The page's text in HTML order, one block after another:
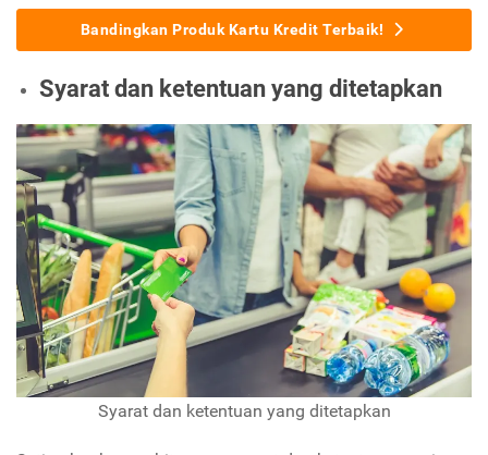
Bandingkan Produk Kartu Kredit Terbaik!
Syarat dan ketentuan yang ditetapkan
Syarat dan ketentuan yang ditetapkan